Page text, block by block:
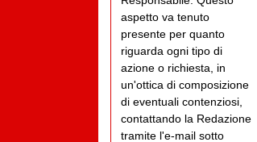
aspetto va tenuto
presente per quanto
riguarda ogni tipo di
azione o richiesta, in
un'ottica di composizione
di eventuali contenziosi,
contattando la Redazione
tramite l'e-mail sotto